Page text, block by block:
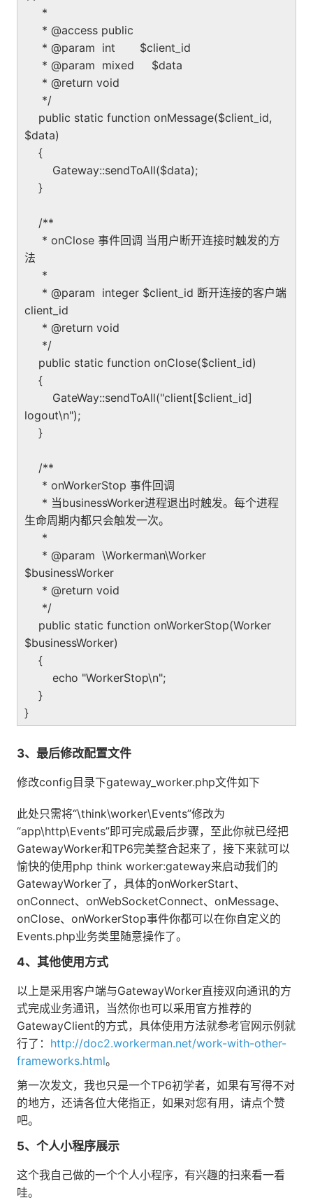
*
* @access public
* @param int $client_id
* @param mixed $data
* @return void
*/
public static function onMessage($client_id,
$data)
{
Gateway::sendToAll($data);
}
/**
* onClose 事件回调 当用户断开连接时触发的方
法
*
* @param integer $client_id 断开连接的客户端
client_id
* @return void
*/
public static function onClose($client_id)
{
GateWay::sendToAll("client[$client_id]
logout\n");
}
/**
* onWorkerStop 事件回调
* 当businessWorker进程退出时触发。每个进程
生命周期内都只会触发一次。
*
* @param \Workerman\Worker
$businessWorker
* @return void
*/
public static function onWorkerStop(Worker
$businessWorker)
{
echo "WorkerStop\n";
}
}
3、最后修改配置文件
修改config目录下gateway_worker.php文件如下
此处只需将“\think\worker\Events”修改为
“app\http\Events”即可完成最后步骤，至此你就已经把
GatewayWorker和TP6完美整合起来了，接下来就可以
愉快的使用php think worker:gateway来启动我们的
GatewayWorker了，具体的onWorkerStart、
onConnect、onWebSocketConnect、onMessage、
onClose、onWorkerStop事件你都可以在你自定义的
Events.php业务类里随意操作了。
4、其他使用方式
以上是采用客户端与GatewayWorker直接双向通讯的方
式完成业务通讯，当然你也可以采用官方推荐的
GatewayClient的方式，具体使用方法就参考官网示例就
行了： http://doc2.workerman.net/work-with-other-
frameworks.html。
第一次发文，我也只是一个TP6初学者，如果有写得不对
的地方，还请各位大佬指正，如果对您有用，请点个赞
吧。
5、个人小程序展示
这个我自己做的一个个人小程序，有兴趣的扫来看一看
哇。